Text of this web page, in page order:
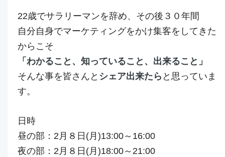
22歳でサラリーマンを辞め、その後３０年間
自分自身でマーケティングをかけ集客をしてきた
からこそ
「わかること、知っていること、出来ること」
そんな事を皆さんと シェア出来たら と思っていま
す。
日時
昼の部：2月８日(月)13:00～16:00
夜の部：2月８日(月)18:00～21:00